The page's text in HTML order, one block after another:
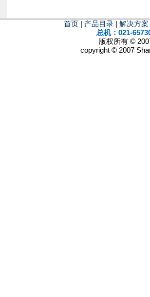
首页
产品目录 解决方案
总机：021-
版权所有 ©
copyright © 2007